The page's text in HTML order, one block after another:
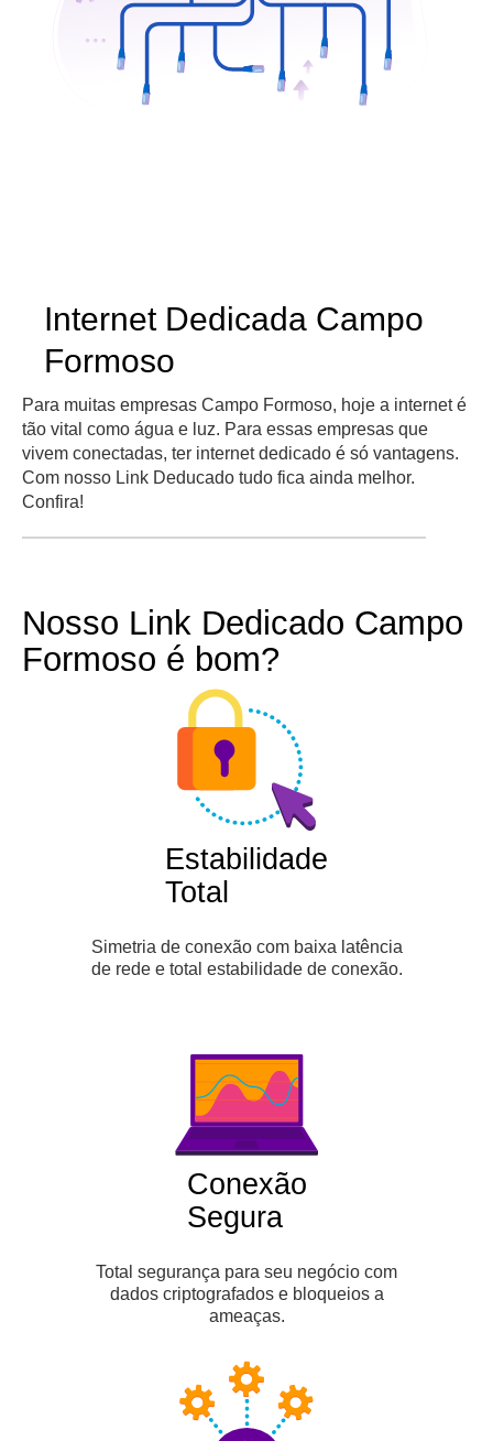
Internet Dedicada Campo
Formoso
Para muitas empresas Campo Formoso, hoje a internet é
tão vital como água e luz. Para essas empresas que
vivem conectadas, ter internet dedicado é só vantagens.
Com nosso Link Deducado tudo fica ainda melhor.
Confira!
Nosso Link Dedicado Campo
Formoso é bom?
Estabilidade
Total
Simetria de conexão com baixa latência
de rede e total estabilidade de conexão.
Conexão
Segura
Total segurança para seu negócio com
dados criptografados e bloqueios a
ameaças.